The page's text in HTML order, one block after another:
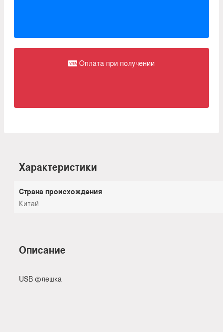
Оплата при получении
Характеристики
Страна происхождения
Китай
Описание
USB флешка